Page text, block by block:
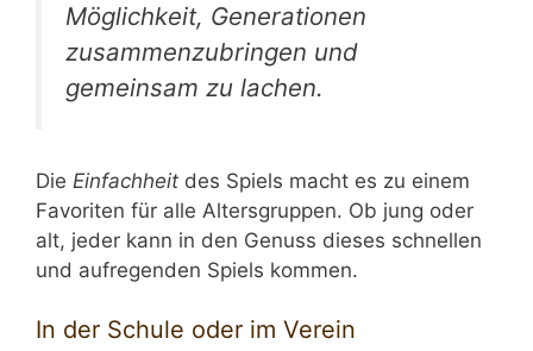
Möglichkeit, Generationen
zusammenzubringen und
gemeinsam zu lachen.
Die Einfachheit des Spiels macht es zu einem
Favoriten für alle Altersgruppen. Ob jung oder
alt, jeder kann in den Genuss dieses schnellen
und aufregenden Spiels kommen.
In der Schule oder im Verein